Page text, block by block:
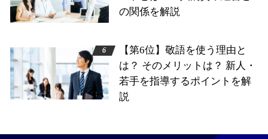
の関係を解説
【第6位】敬語を使う理由と
は？ そのメリットは？ 新人・
若手を指導するポイントを解
説